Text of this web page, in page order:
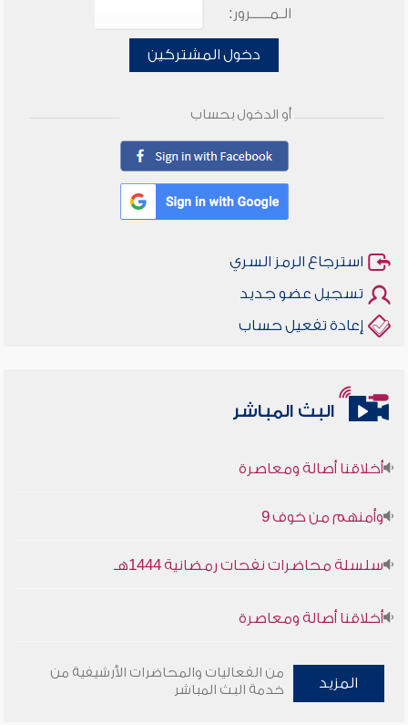
الـمـــــرور:
دخول المشتركين
أو الدخول بحساب
استرجاع الرمز السري
تسجيل عضو جديد
إعادة تفعيل حساب
البث المباشر
سلسلة محاضرات نفحات رمضانية 1444هـ
المزيد
من الفعاليات والمحاضرات الأرشيفية من
خدمة البث المباشر